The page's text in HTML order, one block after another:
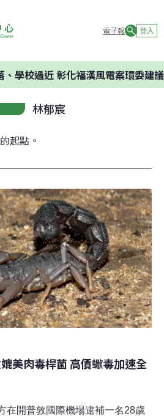
電子報 登入
近 彰化福漢風電案環委建議不應開發
林郁宸
起點。
美肉毒桿菌 高價蠍毒加速全
在開普敦國際機場逮補一名28歲